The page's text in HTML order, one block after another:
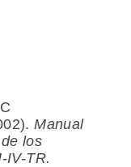
Manual
los
IV-TR.